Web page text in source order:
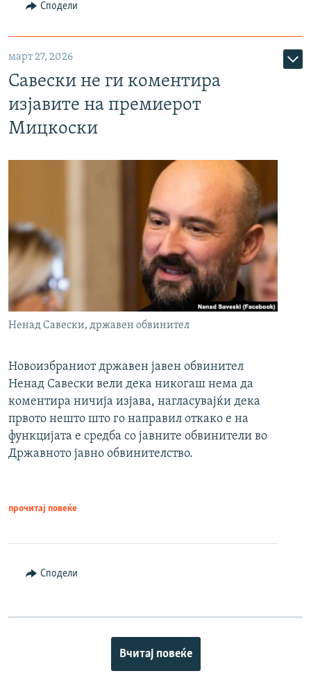
Сподели
март 27, 2026
Савески не ги коментира
изјавите на премиерот
Мицкоски
Ненад Савески, државен обвинител
Новоизбраниот државен јавен обвинител
Ненад Савески вели дека никогаш нема да
коментира ничија изјава, нагласувајќи дека
првото нешто што го направил откако е на
функцијата е средба со јавните обвинители во
Државното јавно обвинителство.
прочитај повеќе
Сподели
Вчитај повеќе